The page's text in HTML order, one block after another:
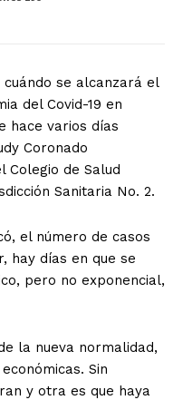
se alcanzará el
del Covid-19 en
hace varios días
Coronado
Colegio de Salud
Sanitaria No. 2.
el número de casos
hay días en que se
pero no exponencial,
la nueva normalidad,
Sin
y otra es que haya